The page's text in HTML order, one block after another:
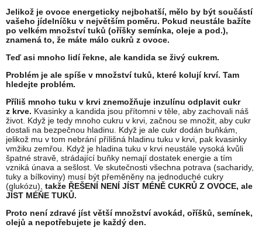
Jelikož je ovoce energeticky nejbohatší, mělo by být součástí
vašeho jídelníčku v největším poměru. Pokud neustále bažíte
po velkém množství tuků (oříšky semínka, oleje a pod.),
znamená to, že máte málo cukrů z ovoce.
Teď asi mnoho lidí řekne, ale kandida se živý cukrem.
Problém je ale spíše v množství tuků, které kolují krví. Tam
hledejte problém.
Příliš mnoho tuku v krvi znemožňuje inzulínu odplavit cukr
z krve. Kvasinky a kandida jsou přítomni v těle, aby zachovali náš
život. Když je tedy mnoho cukru v krvi, začnou se množit, aby cukr
dostali na bezpečnou hladinu. Když je ale cukr dodán buňkám,
jelikož mu v tom nebrání přílišná hladinu tuku v krvi, pak kvasinky
vmžiku zemřou. Když je hladina tuku v krvi neustále vysoká kvůli
špatné stravě, strádající buňky nemají dostatek energie a tím
vzniká únava a sešlost. Ve skutečnosti všechna potrava (sacharidy,
tuky a bílkoviny) musí být přeměněny na jednoduché cukry
(glukózu), takže ŘEŠENÍ NENÍ JÍST MÉNĚ CUKRŮ Z OVOCE, ale
JÍST MÉŇE TUKŮ.
Proto není zdravé jíst větší množství avokád, oříšků, semínek,
olejů a nepotřebujete je každý den.